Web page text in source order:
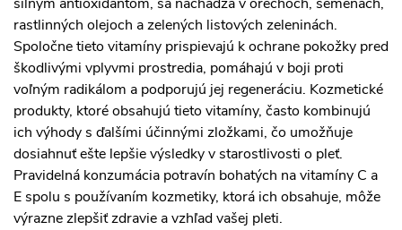
rastlinných olejoch a zelených listových zeleninách.
Spoločne tieto vitamíny prispievajú k ochrane pokožky pred
škodlivými vplyvmi prostredia, pomáhajú v boji proti
voľným radikálom a podporujú jej regeneráciu. Kozmetické
produkty, ktoré obsahujú tieto vitamíny, často kombinujú
ich výhody s ďalšími účinnými zložkami, čo umožňuje
dosiahnuť ešte lepšie výsledky v starostlivosti o pleť.
Pravidelná konzumácia potravín bohatých na vitamíny C a
E spolu s používaním kozmetiky, ktorá ich obsahuje, môže
výrazne zlepšiť zdravie a vzhľad vašej pleti.